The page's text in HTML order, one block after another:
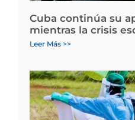
Cuba continúa su
mientras la crisis
Leer Más >>